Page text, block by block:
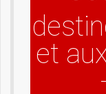
et